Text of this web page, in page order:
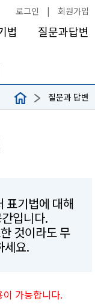
로그인 | 회원가입
법 질문과답변
질문과 답변
표기법에 대해
입니다.
것이라도 무
세요.
가능합니다.